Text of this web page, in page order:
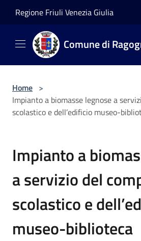
Regione Friuli Venezia Giulia
Comune di
Home >
Impianto a biomasse legnose a
scolastico e dell’edificio museo-
Impianto a
a servizio del
scolastico e
museo-biblioteca